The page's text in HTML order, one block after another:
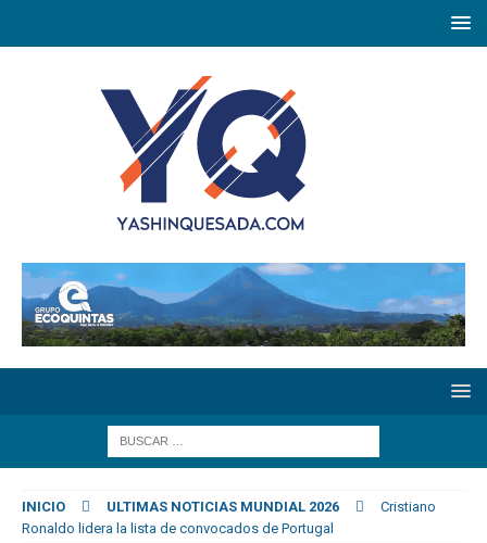
INICIO ULTIMAS NOTICIAS MUNDIAL 2026
Cristiano
Ronaldo lidera la lista de convocados de Portugal